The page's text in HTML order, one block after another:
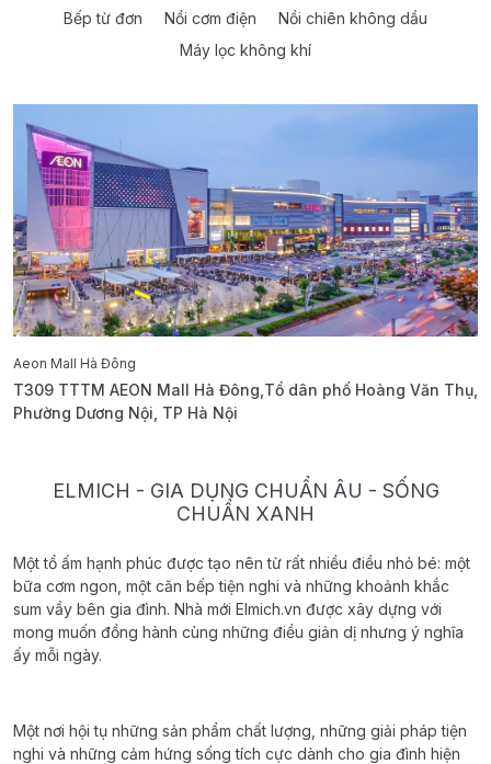
Bếp từ đơn
Nồi cơm điện
Nồi chiên không dầu
Máy lọc không khí
Aeon Mall Hà Đông
T309 TTTM AEON Mall Hà Đông,Tổ dân phố Hoàng Văn Thụ,
Phường Dương Nội, TP Hà Nội
ELMICH - GIA DỤNG CHUẨN ÂU - SỐNG
CHUẨN XANH
Một tổ ấm hạnh phúc được tạo nên từ rất nhiều điều nhỏ bé: một
bữa cơm ngon, một căn bếp tiện nghi và những khoảnh khắc
sum vầy bên gia đình. Nhà mới Elmich.vn được xây dựng với
mong muốn đồng hành cùng những điều giản dị nhưng ý nghĩa
ấy mỗi ngày.
Một nơi hội tụ những sản phẩm chất lượng, những giải pháp tiện
nghi và những cảm hứng sống tích cực dành cho gia đình hiện